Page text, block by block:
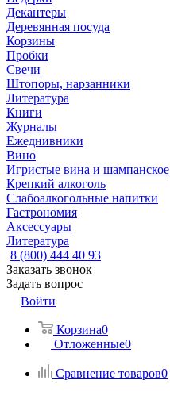
Декантеры
Деревянная посуда
Корзины
Пробки
Свечи
Штопоры, нарзанники
Литература
Книги
Журналы
Ежеднивники
Вино
Игристые вина и шампанское
Крепкий алкоголь
Слабоалкогольные напитки
Гастрономия
Аксессуары
Литература
8 (800) 444 40 93
Заказать звонок
Задать вопрос
Войти
Корзина0
Отложенные0
Сравнение товаров0